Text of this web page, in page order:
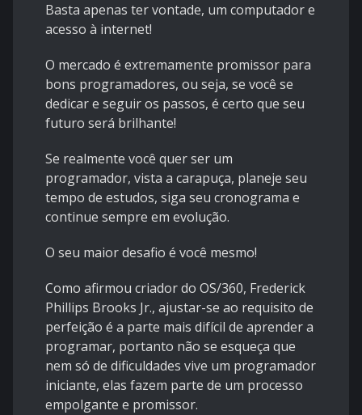
Basta apenas ter vontade, um computador e
acesso à internet!
O mercado é extremamente promissor para
bons programadores, ou seja, se você se
dedicar e seguir os passos, é certo que seu
futuro será brilhante!
Se realmente você quer ser um
programador, vista a carapuça, planeje seu
tempo de estudos, siga seu cronograma e
continue sempre em evolução.
O seu maior desafio é você mesmo!
Como afirmou criador do OS/360, Frederick
Phillips Brooks Jr., ajustar-se ao requisito de
perfeição é a parte mais difícil de aprender a
programar, portanto não se esqueça que
nem só de dificuldades vive um programador
iniciante, elas fazem parte de um processo
empolgante e promissor.